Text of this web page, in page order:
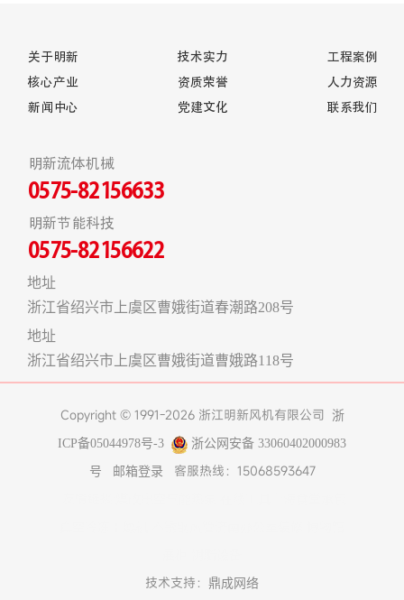
关于明新
核心产业
新闻中心
技术实力
资质荣誉
党建文化
工程案例
人力资源
联系我们
明新流体机械
0575-82156633
明新节能科技
0575-82156622
地址
浙江省绍兴市上虞区曹娥街道春潮路208号
地址
浙江省绍兴市上虞区曹娥街道曹娥路118号
Copyright © 1991-2026 浙江明新风机有限公司 浙
ICP备05044978号-3 浙公网安备 33060402000983
号 邮箱登录
客服热线：15068593647
技术支持： 鼎成网络